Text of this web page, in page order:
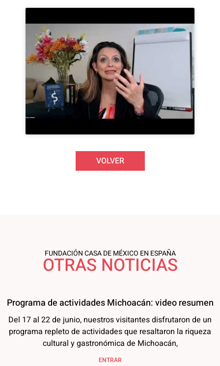
VOLVER
FUNDACIÓN CASA DE MÉXICO EN ESPAÑA
OTRAS NOTICIAS
Programa de actividades Michoacán: video resumen
Del 17 al 22 de junio, nuestros visitantes disfrutaron de un
programa repleto de actividades que resaltaron la riqueza
cultural y gastronómica de Michoacán,
ENTRAR